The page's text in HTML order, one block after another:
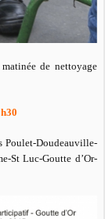
de nettoyage
Poulet-Doudeauville-
St Luc-Goutte d’Or-